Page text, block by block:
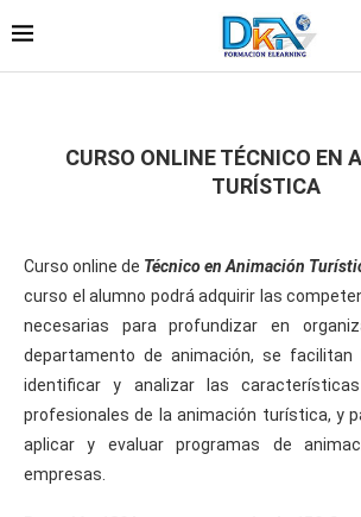
CURSO ONLINE TÉCNICO EN
TURÍSTICA
Curso online de Técnico en Animación
curso el alumno podrá adquirir las
necesarias para profundizar en
departamento de animación, se facilitan
identificar y analizar las
profesionales de la animación turística, y
aplicar y evaluar programas de
empresas.